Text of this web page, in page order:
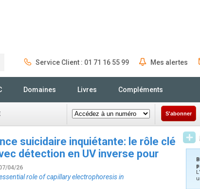
Service Client : 01 71 16 55 99 Mes alertes
Domaines Livres Compléments
S'abonner
suicidaire inquiétante: le rôle clé
détection en UV inverse pour
04/26
role of capillary electrophoresis in